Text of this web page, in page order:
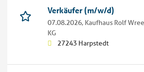
Verkäufer (m/w/d)
07.08.2026, Kaufhaus Rolf
KG
27243 Harpstedt